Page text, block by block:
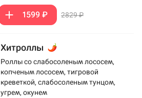
1599 ₽ 2829 ₽
Хитроллы
Роллы со слабосоленым лососем,
копченым лососем, тигровой
креветкой, слабосоленым тунцом,
угрем, окунем